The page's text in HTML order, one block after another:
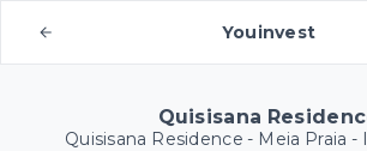
Youinvest
Quisisana
Quisisana Residence - Meia Praia